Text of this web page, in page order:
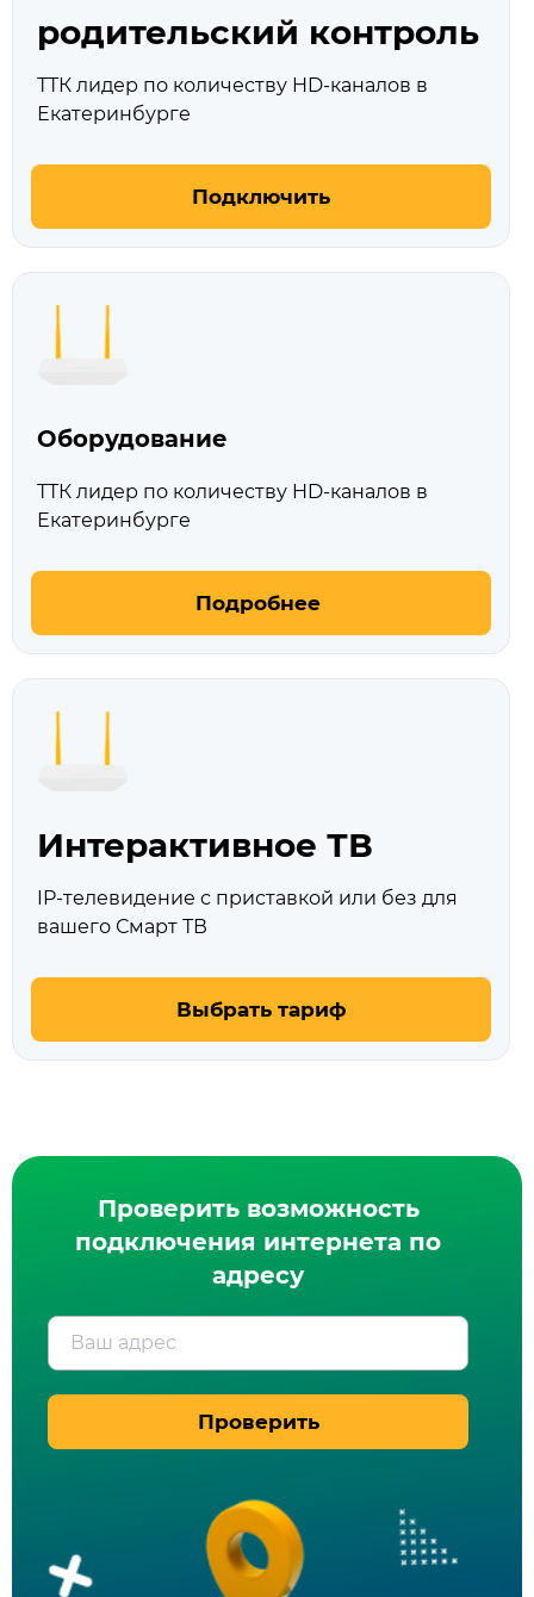
родительский контроль
ТТК лидер по количеству HD‑каналов в
Екатеринбурге
Подключить
Оборудование
ТТК лидер по количеству HD‑каналов в
Екатеринбурге
Подробнее
Интерактивное ТВ
IP-телевидение с приставкой или без для
вашего Смарт ТВ
Выбрать тариф
Проверить возможность
подключения интернета по
адресу
Ваш адрес
Проверить